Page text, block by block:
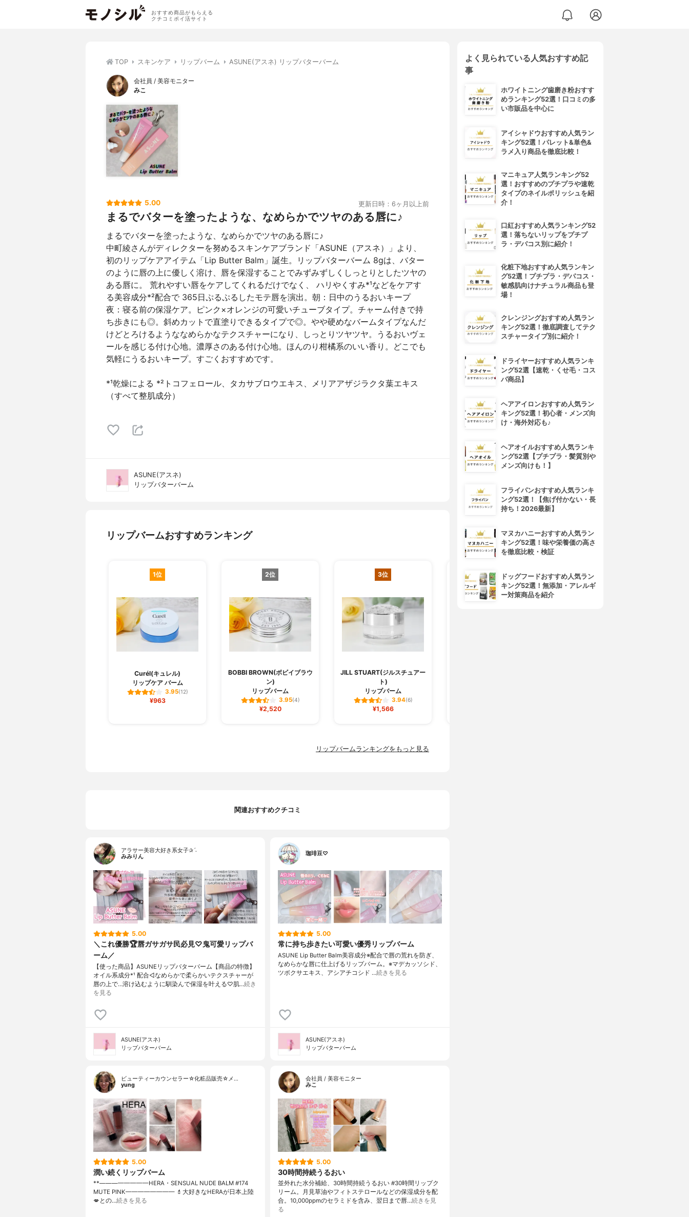
おすすめ商品がもらえる
クチコミポイ活サイト
TOP スキンケア リップバーム ASUNE(アスネ) リップバターバーム
会社員 / 美容モニター
みこ
5.00 更新日時：6ヶ月以上前
まるでバターを塗ったような、なめらかでツヤのある唇に♪
まるでバターを塗ったような、なめらかでツヤのある唇に♪
中町綾さんがディレクターを努めるスキンケアブランド「ASUNE（アスネ）」より、
初のリップケアアイテム「Lip Butter Balm」誕生。リップバターバーム 8gは、バター
のように唇の上に優しく溶け、唇を保湿することでみずみずしくしっとりとしたツヤの
ある唇に。 荒れやすい唇をケアしてくれるだけでなく、 ハリやくすみ*¹などをケアす
る美容成分*²配合で 365日ぷるぷるしたモテ唇を演出。朝：日中のうるおいキープ
夜：寝る前の保湿ケア。ピンク×オレンジの可愛いチューブタイプ。チャーム付きで持
ち歩きにも◎。斜めカットで直塗りできるタイプで◎。やや硬めなバームタイプなんだ
けどとろけるようななめらかなテクスチャーになり、しっとりツヤツヤ。うるおいヴェ
ールを感じる付け心地。濃厚さのある付け心地。ほんのり柑橘系のいい香り。どこでも
気軽にうるおいキープ。すごくおすすめです。
*¹乾燥による *²トコフェロール、タカサブロウエキス、メリアアザジラクタ葉エキス
（すべて整肌成分）
ASUNE(アスネ)
リップバターバーム
リップバームおすすめランキング
1位
Curél(キュレル)
リップケア バーム
3.95(12)
¥963
2位
BOBBI BROWN(ボビイブラウ
ン)
リップバーム
3.95(4)
¥2,520
3位
JILL STUART(ジルスチュアー
ト)
リップバーム
3.94(6)
¥1,566
4位
リップバームランキングをもっと見る
関連おすすめクチコミ
アラサー美容大好き系女子✰ˊ˗
みみりん
5.00
＼これ優勝🏆唇ガサガサ民必見♡鬼可愛リップバ
ーム／
【使った商品】ASUNEリップバターバーム【商品の特徴】
オイル系成分*¹ 配合◁なめらかで柔らかいテクスチャーが
唇の上で…溶け込むように馴染んで保湿を叶える♡肌…続き
を見る
ASUNE(アスネ)
リップバターバーム
珈琲豆♡
5.00
常に持ち歩きたい可愛い優秀リップバーム
ASUNE Lip Butter Balm美容成分※配合で唇の荒れを防ぎ、
なめらかな唇に仕上げるリップバーム。※マデカッソシド、
ツボクサエキス、アシアチコシド …続きを見る
ASUNE(アスネ)
リップバターバーム
ビューティーカウンセラー☆化粧品販売☆メ…
yung
5.00
潤い続くリップバーム
**————————⁡HERA⁡・SENSUAL NUDE BALM #174
MUTE PINK⁡⁡————————⁡ ⁡⁡💄大好きなHERAが日本上陸
💋との…続きを見る
会社員 / 美容モニター
みこ
5.00
30時間持続うるおい
並外れた水分補給、30時間持続うるおい #30時間リップク
リーム。月見草油やフィトステロールなどの保湿成分を配
合。10,000ppmのセラミドを含み、翌日まで唇…続きを見
る
よく見られている人気おすすめ記
事
ホワイトニング歯磨き粉おすす
めランキング52選！口コミの多
い市販品を中心に
アイシャドウおすすめ人気ラン
キング52選！パレット&単色&
ラメ入り商品を徹底比較！
マニキュア人気ランキング52
選！おすすめのプチプラや速乾
タイプのネイルポリッシュを紹
介！
口紅おすすめ人気ランキング52
選！落ちないリップをプチプ
ラ・デパコス別に紹介！
化粧下地おすすめ人気ランキン
グ52選！プチプラ・デパコス・
敏感肌向けナチュラル商品も登
場！
クレンジングおすすめ人気ラン
キング52選！徹底調査してテク
スチャータイプ別に紹介！
ドライヤーおすすめ人気ランキ
ング52選【速乾・くせ毛・コス
パ商品】
ヘアアイロンおすすめ人気ラン
キング52選！初心者・メンズ向
け・海外対応も♪
ヘアオイルおすすめ人気ランキ
ング52選【プチプラ・髪質別や
メンズ向けも！】
フライパンおすすめ人気ランキ
ング52選！【焦げ付かない・長
持ち！2026最新】
マヌカハニーおすすめ人気ラン
キング52選！味や栄養価の高さ
を徹底比較・検証
ドッグフードおすすめ人気ラン
キング52選！無添加・アレルギ
ー対策商品を紹介